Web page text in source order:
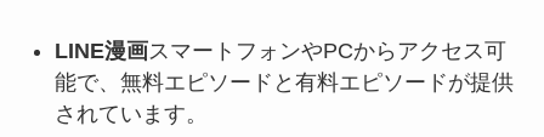
LINE漫画スマートフォンやPCからアクセス可
能で、無料エピソードと有料エピソードが提供
されています。